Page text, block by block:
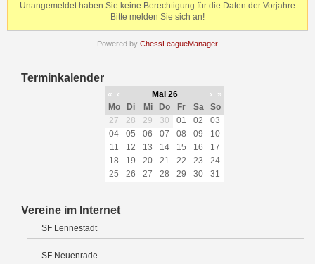
Unangemeldet haben Sie keine Berechtigung für die Daten der Vorjahre
Bitte melden Sie sich an!
Powered by ChessLeagueManager
Terminkalender
« ‹ Mai 26 ›
»
Mo
Di Mi Do Fr Sa
So
27
28 29 30 01 02
03
04
05 06 07 08 09
10
11
12 13 14 15 16
17
18
19 20 21 22 23
24
25
26 27 28 29 30 31
Vereine im Internet
SF Lennestadt
SF Neuenrade